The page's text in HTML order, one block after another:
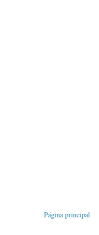
Página principal